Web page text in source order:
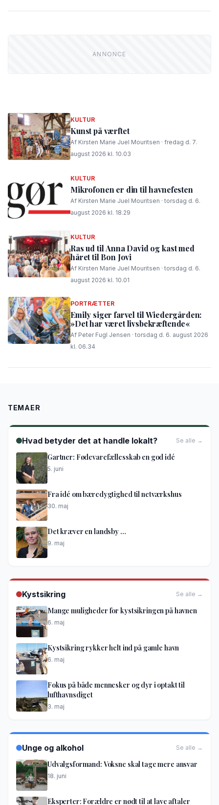
KULTUR
Kunst på værftet
Af Kirsten Marie Juel Mouritsen · fredag d. 7.
august 2026 kl. 10.03
KULTUR
Mikrofonen er din til havnefesten
Af Kirsten Marie Juel Mouritsen · torsdag d. 6.
august 2026 kl. 18.29
KULTUR
Ras ud til Anna David og kast med
håret til Bon Jovi
Af Kirsten Marie Juel Mouritsen · torsdag d. 6.
august 2026 kl. 10.01
PORTRÆTTER
Emily siger farvel til Wiedergården:
»Det har været livsbekræftende«
Af Peter Fugl Jensen · torsdag d. 6. august 2026
kl. 06.34
TEMAER
Hvad betyder det at handle lokalt? Se alle →
Gartner: Fødevarefællesskab en god idé
5. juni
Fra idé om bæredygtighed til netværkshus
30. maj
Det kræver en landsby …
9. maj
Kystsikring Se alle →
Mange muligheder for kystsikringen på havnen
6. maj
Kystsikring rykker helt ind på gamle havn
6. maj
Fokus på både mennesker og dyr i optakt til
lufthavnsdiget
3. maj
Unge og alkohol Se alle →
Udvalgsformand: Voksne skal tage mere ansvar
18. juni
Eksperter: Forældre er nødt til at lave aftaler